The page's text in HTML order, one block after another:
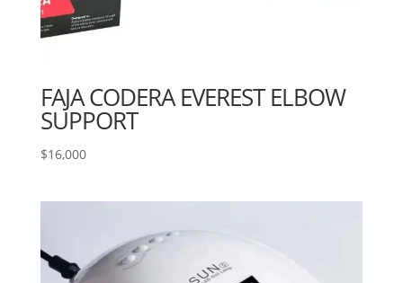
FAJA CODERA EVEREST ELBOW
SUPPORT
$16,000